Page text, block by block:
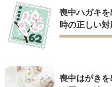
喪中ハガキ
時の正しい対
喪中はがき